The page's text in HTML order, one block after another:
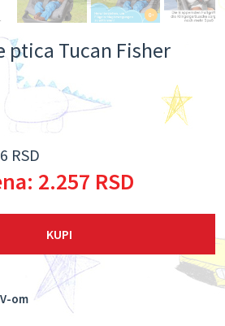
ptica Tucan Fisher
RSD
2.257 RSD
KUPI
om